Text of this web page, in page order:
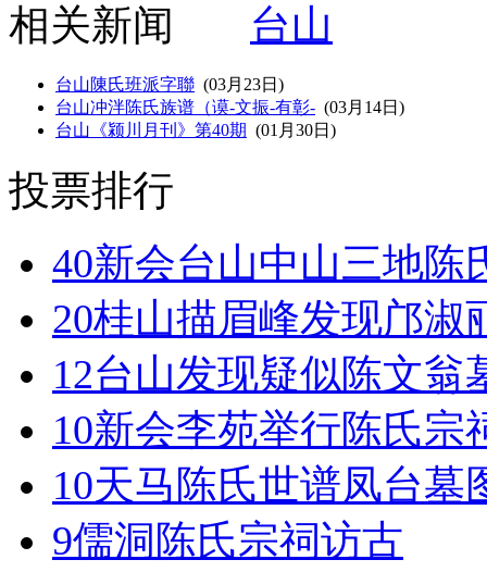
相关新闻
台山
台山陳氏班派字聯 (03月23日)
台山冲泮陈氏族谱（谟-文振-有彰- (03月14日)
台山《颍川月刊》第40期 (01月30日)
投票排行
40新会台山中山三地陈
20桂山描眉峰发现邝淑
12台山发现疑似陈文翁
10新会李苑举行陈氏宗
10天马陈氏世谱凤台墓
9儒洞陈氏宗祠访古